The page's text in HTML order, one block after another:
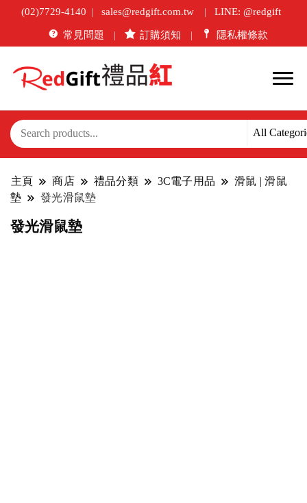
(02)7729-4140 sales@redgift.com.tw LINE: @redgift
常見問題 訂購須知 隱私權條款
主頁 商店 禮品分類 3C電子用品
滑鼠 | 滑鼠
墊
發光滑鼠墊
發光滑鼠墊